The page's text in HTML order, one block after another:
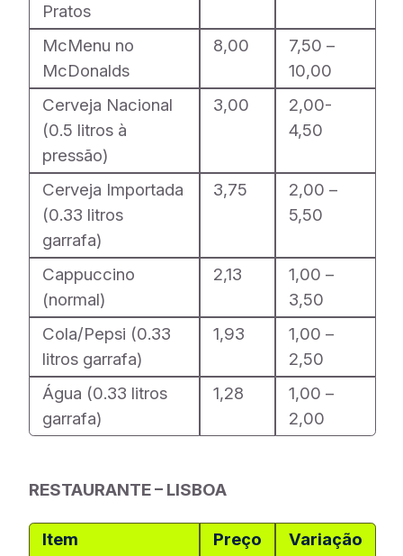
Pratos
McMenu no
McDonalds
8,00
7,50 –
10,00
Cerveja Nacional
(0.5 litros à
pressão)
3,00
2,00-
4,50
Cerveja Importada
(0.33 litros
garrafa)
3,75
2,00 –
5,50
Cappuccino
(normal)
2,13
1,00 –
3,50
Cola/Pepsi (0.33
litros garrafa)
1,93
1,00 –
2,50
Água (0.33 litros
garrafa)
1,28
1,00 –
2,00
RESTAURANTE – LISBOA
Item
Preço
Variação